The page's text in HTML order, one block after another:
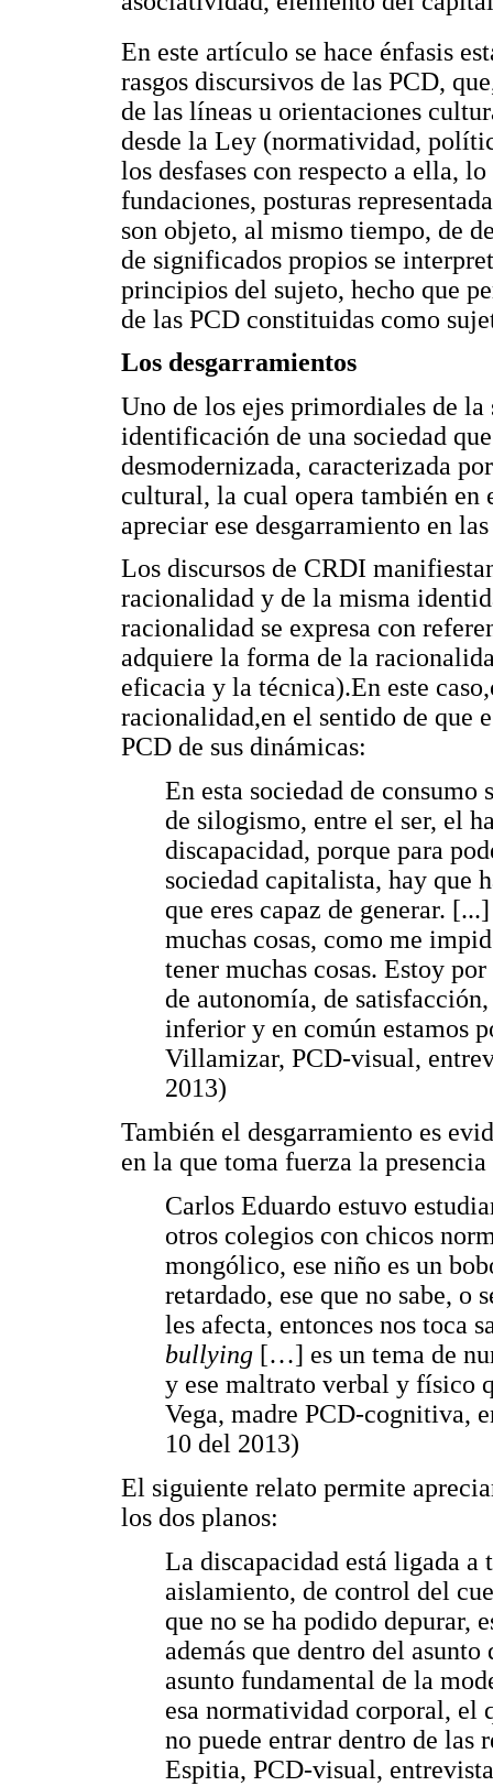
En este artículo se hace énfasis
rasgos discursivos de las PCD,
de las líneas u orientaciones
desde la Ley (normatividad,
los desfases con respecto a ella,
fundaciones, posturas
son objeto, al mismo tiempo, de
de significados propios se
principios del sujeto, hecho que
de las PCD constituidas como
Los desgarramientos
Uno de los ejes primordiales de
identificación de una sociedad
desmodernizada, caracterizada
cultural, la cual opera también en
apreciar ese desgarramiento en
Los discursos de CRDI
racionalidad y de la misma
racionalidad se expresa con
adquiere la forma de la
eficacia y la técnica).En este
racionalidad,en el sentido de que
PCD de sus dinámicas:
En esta sociedad de
de silogismo, entre el ser, el
discapacidad, porque para
sociedad capitalista, hay que
que eres capaz de generar.
muchas cosas, como me
tener muchas cosas. Estoy
de autonomía, de
inferior y en común estamos
Villamizar, PCD-visual,
2013)
También el desgarramiento es
en la que toma fuerza la
Carlos Eduardo estuvo
otros colegios con chicos
mongólico, ese niño es un
retardado, ese que no sabe, o
les afecta, entonces nos toca
bullying […] es un tema de
y ese maltrato verbal y físico
Vega, madre PCD-cognitiva,
10 del 2013)
El siguiente relato permite
los dos planos:
La discapacidad está ligada
aislamiento, de control del
que no se ha podido depurar,
además que dentro del
asunto fundamental de la
esa normatividad corporal, el
no puede entrar dentro de
Espitia, PCD-visual,